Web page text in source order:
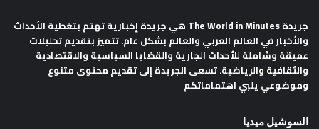
جريدة The World in Minutes
هي جريدة إخبارية تهتم بتغطية الأحداث
والأخبار في العالم العربي والعالم بشكل عام. تتميز بتقديم تحليلات
عميقة وشاملة للأحداث الجارية والقضايا السياسية والاقتصادية
والثقافية والرياضية. تسعى الجريدة إلى تقديم محتوى متنوع
وموضوعي يلبي اهتماماتكم
السوشيل ميديا